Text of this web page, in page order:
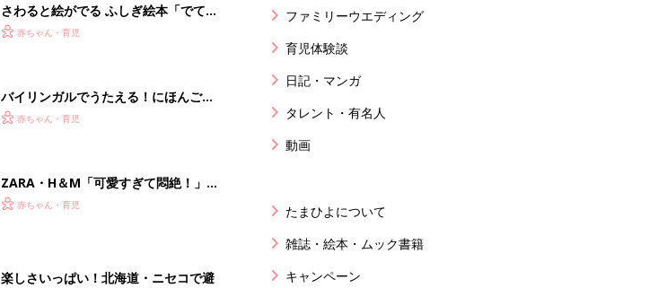
さわると絵がでる ふしぎ絵本「でて
こい でてこい おべんとうなーん
赤ちゃん・育児
バイリンガルでうたえる！にほんご
えいご おうたえほん（たまひよ おう
赤ちゃん・育児
ZARA・H＆М「可愛すぎて悶絶！」
「ニット・スカート・ジャケット
赤ちゃん・育児
楽しさいっぱい！北海道・ニセコで避
ファミリーウエディング
育児体験談
日記・マンガ
タレント・有名人
動画
たまひよについて
雑誌・絵本・ムック書籍
キャンペーン